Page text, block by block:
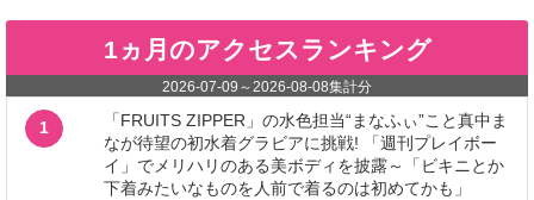
1ヵ月のアクセスランキング
2026-07-09 ～2026-08-08集計分
1
「FRUITS ZIPPER」の水色担当“まなふぃ”こと真中ま
なが待望の初水着グラビアに挑戦! 「週刊プレイボー
イ」でメリハリのある美ボディを披露～「ビキニとか
下着みたいなものを人前で着るのは初めてかも」